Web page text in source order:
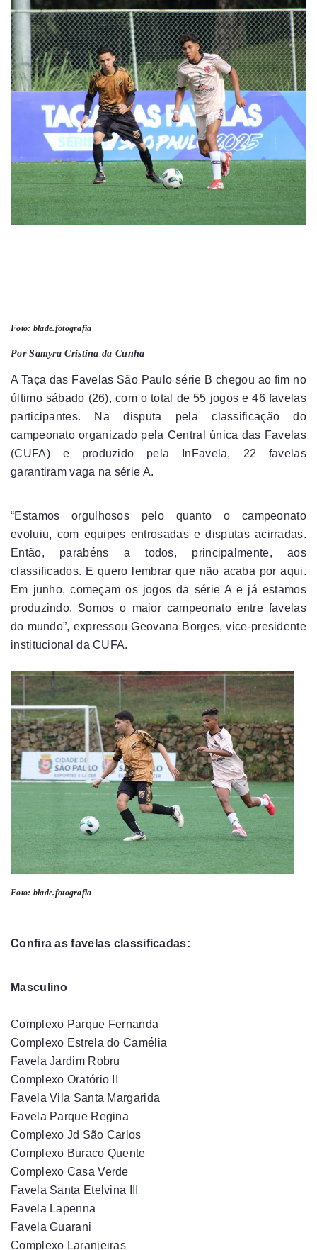
Foto: blade.fotografia
Por Samyra Cristina da Cunha
A Taça das Favelas São Paulo série B chegou ao fim no
último sábado (26), com o total de 55 jogos e 46 favelas
participantes. Na disputa pela classificação do
campeonato organizado pela Central única das Favelas
(CUFA) e produzido pela InFavela, 22 favelas
garantiram vaga na série A.
“Estamos orgulhosos pelo quanto o campeonato
evoluiu, com equipes entrosadas e disputas acirradas.
Então, parabéns a todos, principalmente, aos
classificados. E quero lembrar que não acaba por aqui.
Em junho, começam os jogos da série A e já estamos
produzindo. Somos o maior campeonato entre favelas
do mundo”, expressou Geovana Borges, vice-presidente
institucional da CUFA.
Foto: blade.fotografia
Confira as favelas classificadas:
Masculino
Complexo Parque Fernanda
Complexo Estrela do Camélia
Favela Jardim Robru
Complexo Oratório II
Favela Vila Santa Margarida
Favela Parque Regina
Complexo Jd São Carlos
Complexo Buraco Quente
Complexo Casa Verde
Favela Santa Etelvina III
Favela Lapenna
Favela Guarani
Complexo Laranjeiras